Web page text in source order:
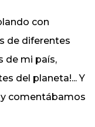
con
de diferentes
de mi país,
del planeta!... Y
comentábamos